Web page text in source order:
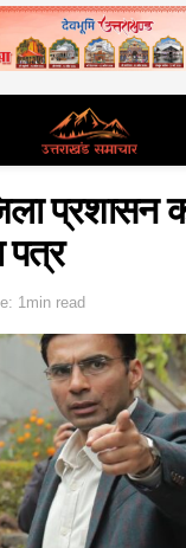
प्रशासन
1min read